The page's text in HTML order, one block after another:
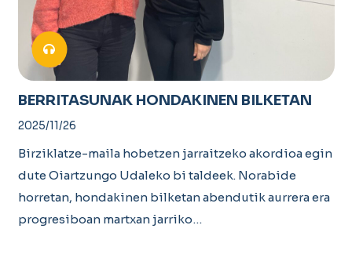
BERRITASUNAK HONDAKINEN BILKETAN
2025/11/26
Birziklatze-maila hobetzen jarraitzeko akordioa egin
dute Oiartzungo Udaleko bi taldeek. Norabide
horretan, hondakinen bilketan abendutik aurrera era
progresiboan martxan jarriko…